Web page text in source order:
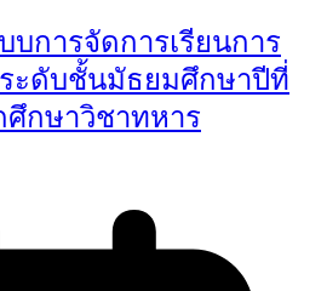
บการจัดการเรียนการ
ะดับชั้นมัธยมศึกษาปีที่
ศึกษาวิชาทหาร